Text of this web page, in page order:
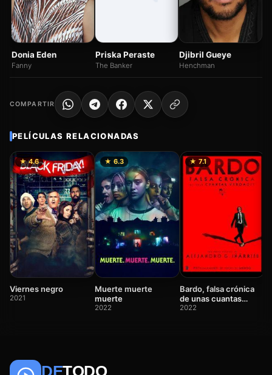
Donia Eden
Fanny
Priska Peraste
The Banker
Djibril Gueye
Henchman
COMPARTIR
PELÍCULAS RELACIONADAS
★ 4.6
Viernes negro
2021
★ 6.3
Muerte muerte
muerte
2022
★ 7.1
Bardo, falsa crónica
de unas cuantas
verdades
2022
🎬